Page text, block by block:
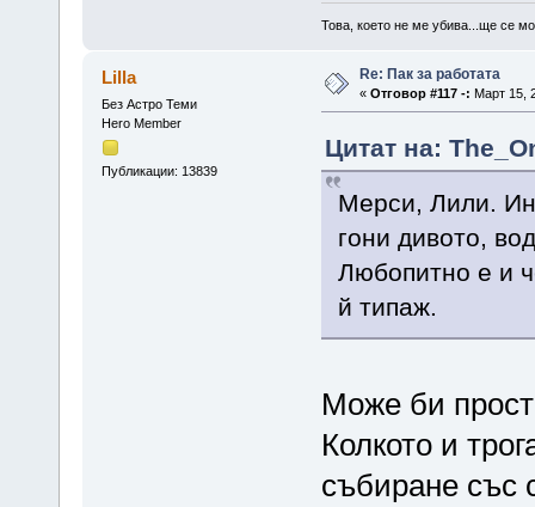
Това, което не ме убива...ще се
Lilla
Без Астро Теми
Hero Member
Публикации: 13839
Re: Пак за работата
« Отговор #117 -: Март 15,
Цитат на:
Мерси, Лили.
гони дивото,
Любопитно е и
й типаж.
Може би
Колкото и
събиране със